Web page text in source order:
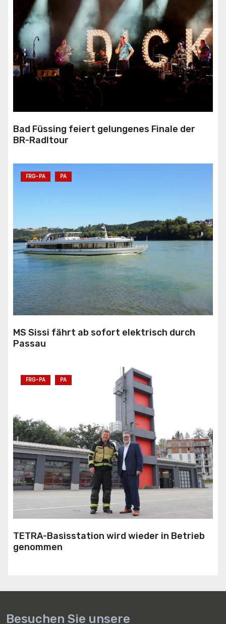
Bad Füssing feiert gelungenes Finale der
BR-Radltour
FRG-PA PA
MS Sissi fährt ab sofort elektrisch durch
Passau
FRG-PA PA
TETRA-Basisstation wird wieder in Betrieb
genommen
Besuchen Sie unsere